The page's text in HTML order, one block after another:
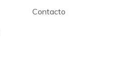
Contacto